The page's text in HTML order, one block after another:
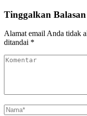
Tinggalkan Balasan
Alamat email Anda tidak
ditandai *